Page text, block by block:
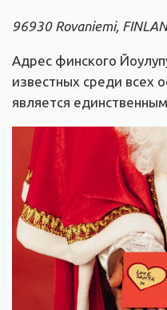
96930 Rovaniemi,
Адрес финского
известных среди всех
является единственным.